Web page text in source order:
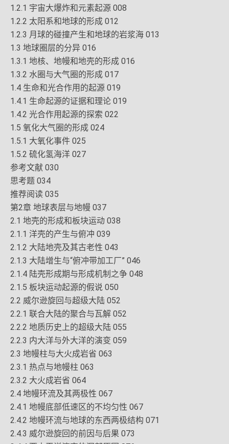
1.2.1 宇宙大爆炸和元素起源 008
1.2.2 太阳系和地球的形成 012
1.2.3 月球的碰撞产生和地球的岩浆海 013
1.3 地球圈层的分异 016
1.3.1 地核、地幔和地壳的形成 016
1.3.2 水圈与大气圈的形成 017
1.4 生命和光合作用的起源 019
1.4.1 生命起源的证据和理论 019
1.4.2 光合作用起源的探索 022
1.5 氧化大气圈的形成 024
1.5.1 大氧化事件 025
1.5.2 硫化氢海洋 027
参考文献 030
思考题 034
推荐阅读 035
第2章 地球表层与地幔 037
2.1 地壳的形成和板块运动 038
2.1.1 洋壳的产生与俯冲 039
2.1.2 大陆地壳及其古老性 043
2.1.3 大陆增生与“俯冲带加工厂” 046
2.1.4 陆壳形成期与形成机制之争 048
2.1.5 板块运动起源的假说 050
2.2 威尔逊旋回与超级大陆 052
2.2.1 联合大陆的聚合与瓦解 052
2.2.2 地质历史上的超级大陆 055
2.2.3 内大洋与外大洋的演变 059
2.3 地幔柱与大火成岩省 063
2.3.1 热点与地幔柱 063
2.3.2 大火成岩省 064
2.4 地幔环流及其两极性 067
2.4.1 地幔底部低速区的不均匀性 067
2.4.2 地幔环流与地球的东西两极结构 071
2.4.3 威尔逊旋回的前因与后果 073